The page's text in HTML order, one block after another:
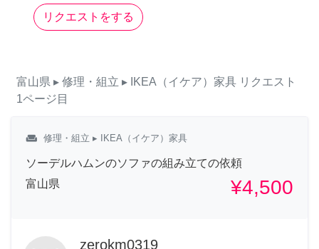
リクエストをする
富山県 ▸ 修理・組立 ▸ IKEA（イケア）家具 リクエスト
1ページ目
weekend 修理・組立 ▸ IKEA（イケア）家具
ソーデルハムンのソファの組み立ての依頼
富山県
¥4,500
zerokm0319